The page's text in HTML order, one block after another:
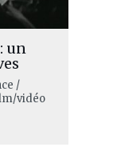
un
/
vidéo